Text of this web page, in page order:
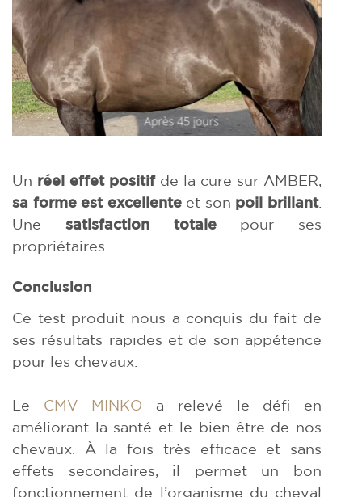
Un réel effet positifde la cure sur AMBER,
sa forme est excellenteet son poil brillant.
Une satisfaction totalepour ses
propriétaires.
Conclusion
Ce test produit nous a conquis du fait de
ses résultats rapides et de son appétence
pour les chevaux.
Le CMV MINKO a relevé le défi en
améliorant la santé et le bien-être de nos
chevaux. À la fois très efficace et sans
effets secondaires, il permet un bon
fonctionnement de l’organisme du cheval